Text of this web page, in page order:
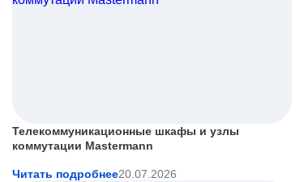
Телекоммуникационные шкафы и узлы
коммутации Mastermann
Читать подробнее20.07.2026